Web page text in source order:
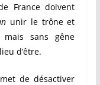
France doivent
unir le trône et
mais sans gêne
d’être.
de désactiver